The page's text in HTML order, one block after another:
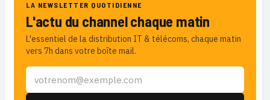
LA NEWSLETTER QUOTIDIENNE
L'actu du channel chaque matin
L'essentiel de la distribution IT & télécoms, chaque matin
vers 7h dans votre boîte mail.